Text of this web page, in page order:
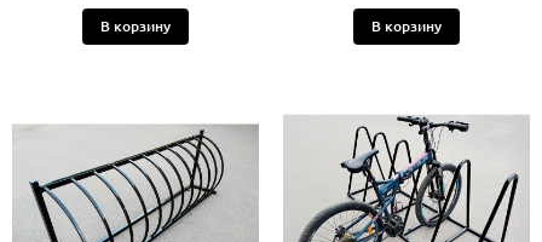
В корзину В корзину